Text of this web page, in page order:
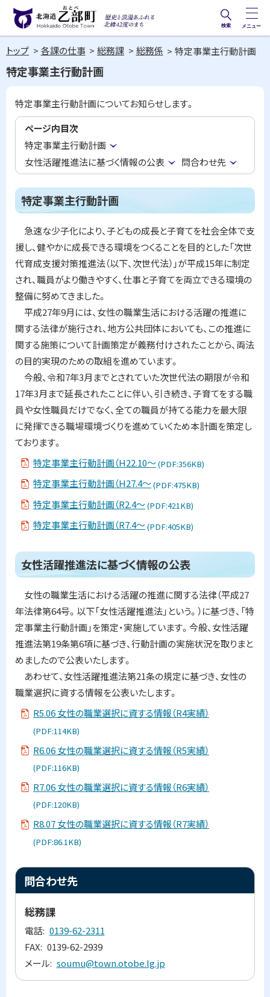
へ
メ
ニ
ュ
北海道乙部町
Hokkaido Otobe Town
歴史と
浪漫あ
北緯42
度のま
ち
検索 メニュー
トップ 各課の仕事 総務課 総務係 特定事業主行動計画
特定事業主行動計画
特定事業主行動計画についてお知らせします。
ページ内目次
特定事業主行動計画
女性活躍推進法に基づく情報の公表
問合わせ先
特定事業主行動計画
急速な少子化により、子どもの成長と子育てを社会全体で支
援し、健やかに成長できる環境をつくることを目的とした「次世
代育成支援対策推進法（以下、次世代法）」が平成15年に制定
され、職員がより働きやすく、仕事と子育てを両立できる環境の
整備に努めてきました。
平成27年9月には、女性の職業生活における活躍の推進に
関する法律が施行され、地方公共団体においても、この推進に
関する施策について計画策定が義務付けされたことから、両法
の目的実現のための取組を進めています。
今般、令和7年3月までとされていた次世代法の期限が令和
17年3月まで延長されたことに伴い、引き続き、子育てをする職
員や女性職員だけでなく、全ての職員が持てる能力を最大限
に発揮できる職場環境づくりを進めていくため本計画を策定し
ております。
特定事業主行動計画（H22.10～(PDF:356KB)
特定事業主行動計画（H27.4～(PDF:475KB)
特定事業主行動計画（R2.4～(PDF:421KB)
特定事業主行動計画（R7.4～(PDF:405KB)
ト
ッ
に
戻
る
女性活躍推進法に基づく情報の公表
女性の職業生活における活躍の推進に関する法律（平成27
年法律第64号。以下「女性活躍推進法」という。）に基づき、「特
定事業主行動計画」を策定・実施しています。今般、女性活躍
推進法第19条第6項に基づき、行動計画の実施状況を取りまと
めましたので公表いたします。
あわせて、女性活躍推進法第21条の規定に基づき、女性の
職業選択に資する情報を公表いたします。
R5.06 女性の職業選択に資する情報（R4実績）
(PDF:114KB)
R6.06 女性の職業選択に資する情報（R5実績）
(PDF:116KB)
R7.06 女性の職業選択に資する情報（R6実績）
(PDF:120KB)
R8.07 女性の職業選択に資する情報（R7実績）
(PDF:86.1KB)
ト
ッ
問合わせ先
総務課
電話 0139-62-2311
FAX 0139-62-2939
メール soumu@town.otobe.lg.jp